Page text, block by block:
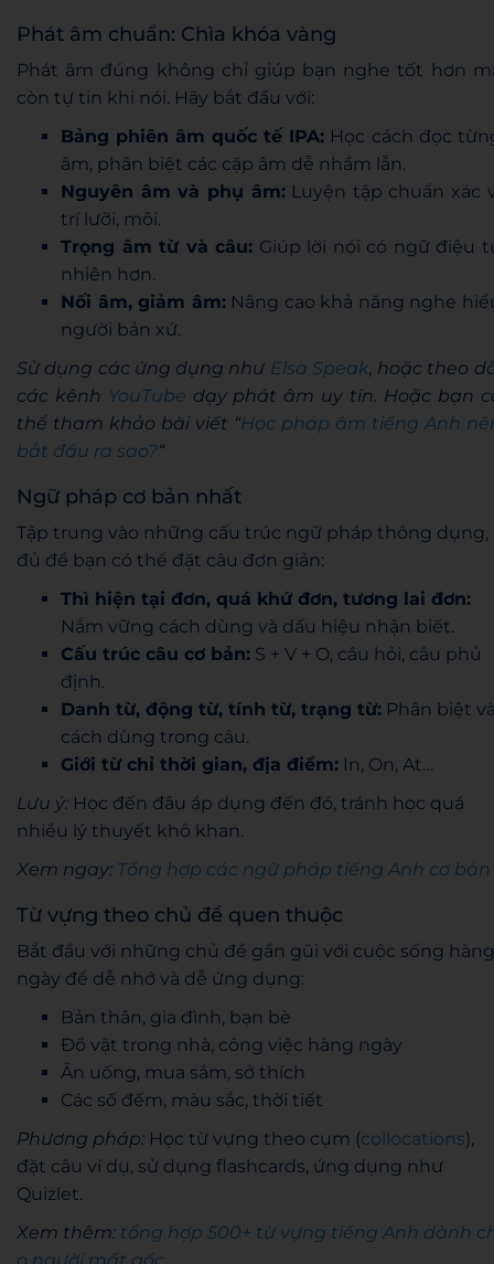
Phát âm chuẩn: Chìa khóa vàng
Phát âm đúng không chỉ giúp bạn nghe tốt hơn
còn tự tin khi nói. Hãy bắt đầu với:
Bảng phiên âm quốc tế IPA: Học cách đọc
âm, phân biệt các cặp âm dễ nhầm lẫn.
Nguyên âm và phụ âm:Luyện tập chuẩn xác
trí lưỡi, môi.
Trọng âm từ và câu: Giúp lời nói có ngữ điệu
nhiên hơn.
Nối âm, giảm âm:Nâng cao khả năng nghe
người bản xứ.
Sử dụng các ứng dụng như Elsa Speak , hoặc theo
các kênh YouTube dạy phát âm uy tín. Hoặc bạn
thể tham khảo bài viết “Học pháp âm tiếng Anh
bắt đầu ra sao?“
Ngữ pháp cơ bản nhất
Tập trung vào những cấu trúc ngữ pháp thông dụng,
đủ để bạn có thể đặt câu đơn giản:
Thì hiện tại đơn, quá khứ đơn, tương lai đơn:
Nắm vững cách dùng và dấu hiệu nhận biết.
Cấu trúc câu cơ bản: S + V + O, câu hỏi, câu phủ
định.
Danh từ, động từ, tính từ, trạng từ: Phân biệt
cách dùng trong câu.
Giới từ chỉ thời gian, địa điểm: In, On, At…
Lưu ý: Học đến đâu áp dụng đến đó, tránh học quá
nhiều lý thuyết khô khan.
Xem ngay: Tổng hợp các ngữ pháp tiếng Anh cơ bản
Từ vựng theo chủ đề quen thuộc
Bắt đầu với những chủ đề gần gũi với cuộc sống hàng
ngày để dễ nhớ và dễ ứng dụng:
Bản thân, gia đình, bạn bè
Đồ vật trong nhà, công việc hàng ngày
Ăn uống, mua sắm, sở thích
Các số đếm, màu sắc, thời tiết
Phương pháp: Học từ vựng theo cụm (collocations),
đặt câu ví dụ, sử dụng flashcards, ứng dụng như
Quizlet.
Xem thêm: tổng hợp 500+ từ vựng tiếng Anh dành